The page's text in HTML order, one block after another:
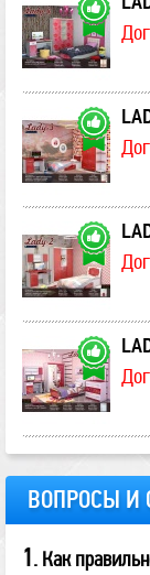
ВОПРОСЫ И
1 . Как